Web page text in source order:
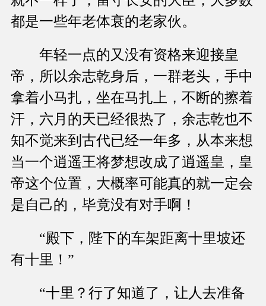
都是一些年老体衰的老家伙。
年轻一点的又没有资格来迎接皇
帝，所以余志乾身后，一群老头，手中
拿着小马扎，坐在马扎上，不断的擦着
汗，六月的天已经很热了，余志乾也不
知不觉来到古代已经一年多，从本来想
当一个逍遥王将梦想改成了逍遥皇，皇
帝这个位置，大概率可能真的就一定会
是自己的，毕竟没有对手啊！
“殿下，陛下的车架距离十里坡还
有十里！”
“十里？行了知道了，让人去准备